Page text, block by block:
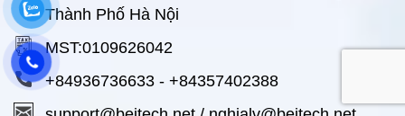
Thành Phố Hà Nội
MST:0109626042
+84936736633 - +84357402388